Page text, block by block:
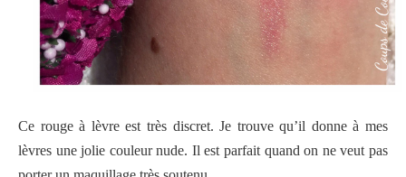
Ce rouge à lèvre est très discret. Je trouve qu’il donne à mes
lèvres une jolie couleur nude. Il est parfait quand on ne veut pas